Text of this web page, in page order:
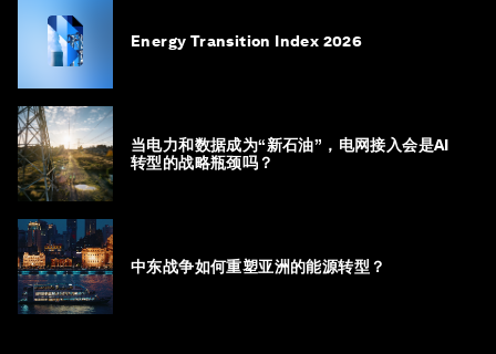
Energy Transition Index 2026
当电力和数据成为“新石油”，电网接入会是AI
转型的战略瓶颈吗？
中东战争如何重塑亚洲的能源转型？